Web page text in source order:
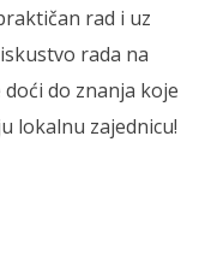
rad i uz
rada na
do znanja koje
lokalnu zajednicu!